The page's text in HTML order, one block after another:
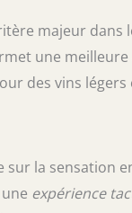
majeur
une meilleure
des vins
sur la sensation
expérience